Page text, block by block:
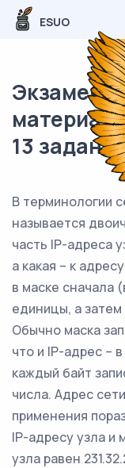
ESUO
материал
13
В терминологии
называется
часть IP-адреса
а какая – к
в маске сначала
единицы, а затем
Обычно маска
что и IP-адрес –
каждый байт
числа. Адрес
применения
IP-адресу узла и
узла равен